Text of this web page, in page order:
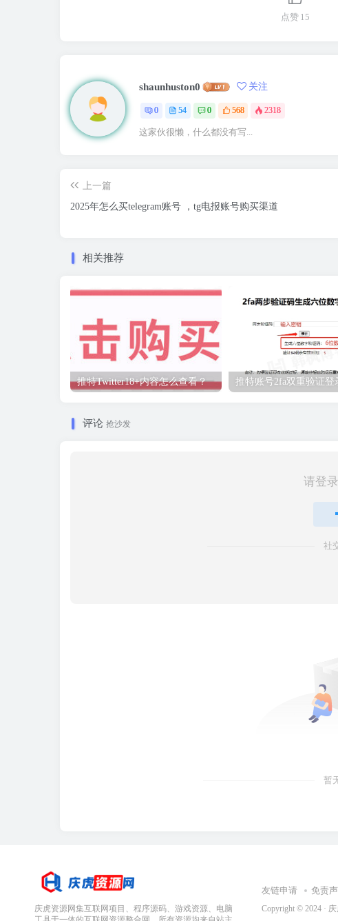
点赞 15
shaunhuston0 关注
0 54 0 568 2318
这家伙很懒，什么都没有写...
上一篇
2025年怎么买telegram账号 ，tg电报账号购买渠道
相关推荐
推特Twitter18+内容怎么查看？ 推特账号2fa双重验证登
评论 抢沙发
请登
社
暂
庆虎资源网集互联网项目、程序源码、游戏资源、电脑
友链申请 免责
Copyright © 2024 ·